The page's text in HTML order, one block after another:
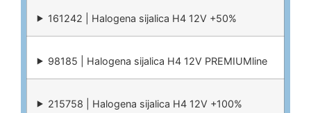
161242 | Halogena sijalica H4 12V +50%
98185 | Halogena sijalica H4 12V PREMIUMline
215758 | Halogena sijalica H4 12V +100%